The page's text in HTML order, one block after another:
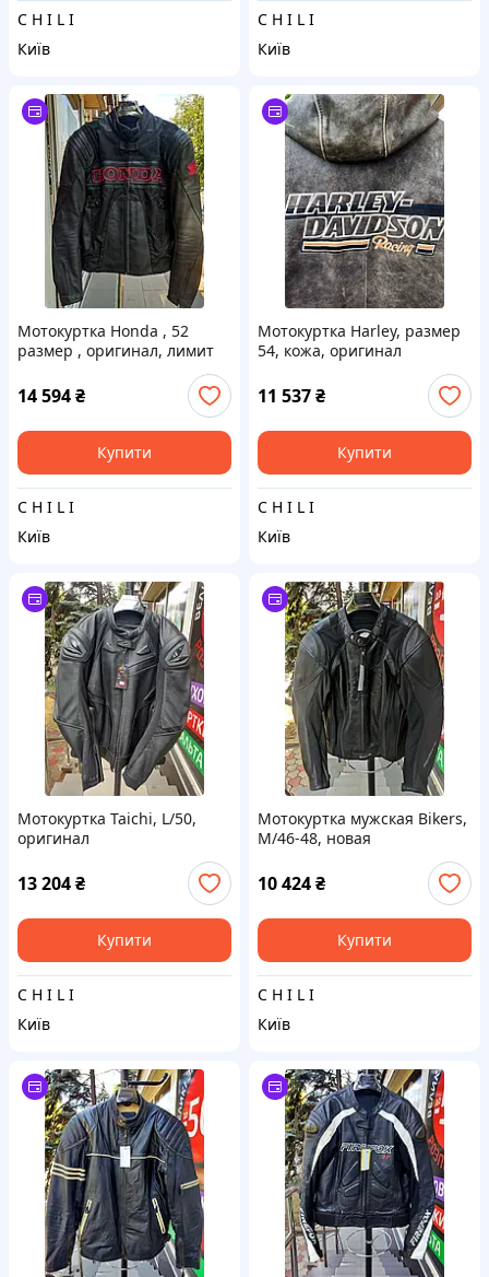
C H I L I
Київ
C H I L I
Київ
Мотокуртка Honda , 52
размер , оригинал, лимит
14 594₴
Купити
C H I L I
Київ
Мотокуртка Harley, размер
54, кожа, оригинал
11 537₴
Купити
C H I L I
Київ
Мотокуртка Taichi, L/50,
оригинал
13 204₴
Купити
C H I L I
Київ
Мотокуртка мужская Bikers,
М/46-48, новая
10 424₴
Купити
C H I L I
Київ